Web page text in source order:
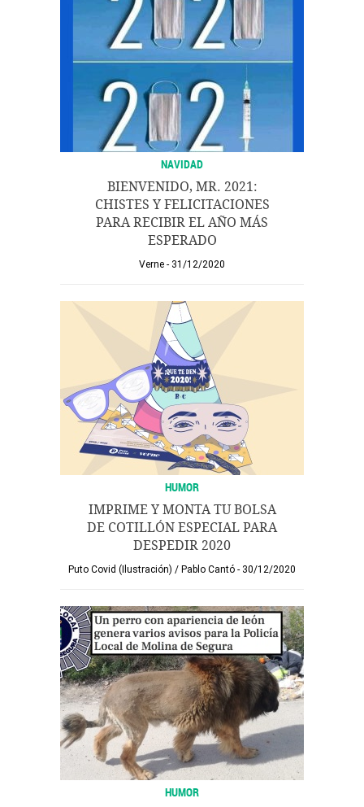
NAVIDAD
BIENVENIDO, MR. 2021:
CHISTES Y FELICITACIONES
PARA RECIBIR EL AÑO MÁS
ESPERADO
Verne 31/12/2020
HUMOR
IMPRIME Y MONTA TU BOLSA
DE COTILLÓN ESPECIAL PARA
DESPEDIR 2020
Puto Covid (Ilustración) / Pablo Cantó 30/12/2020
HUMOR